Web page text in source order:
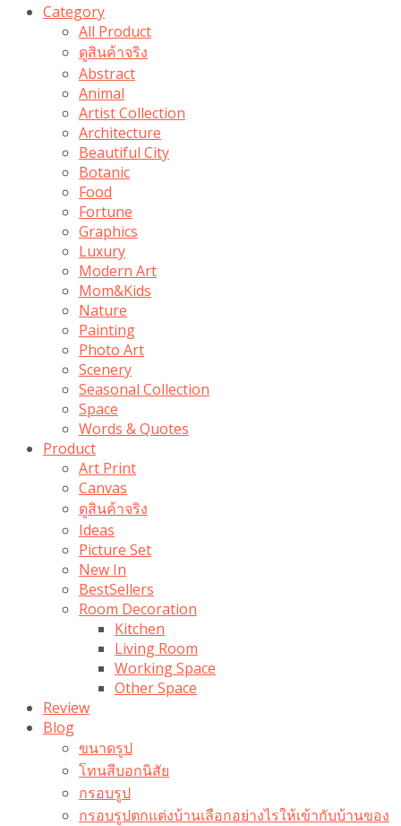
Category
All Product
ดูสินค้าจริง
Abstract
Animal
Artist Collection
Architecture
Beautiful City
Botanic
Food
Fortune
Graphics
Luxury
Modern Art
Mom&Kids
Nature
Painting
Photo Art
Scenery
Seasonal Collection
Space
Words & Quotes
Product
Art Print
Canvas
ดูสินค้าจริง
Ideas
Picture Set
New In
BestSellers
Room Decoration
Kitchen
Living Room
Working Space
Other Space
Review
Blog
ขนาดรูป
โทนสีบอกนิสัย
กรอบรูป
กรอบรูปตกแต่งบ้านเลือกอย่างไรให้เข้ากับบ้านของ